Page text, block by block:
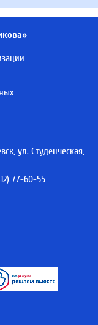
ул. Студенческая,
77-60-55